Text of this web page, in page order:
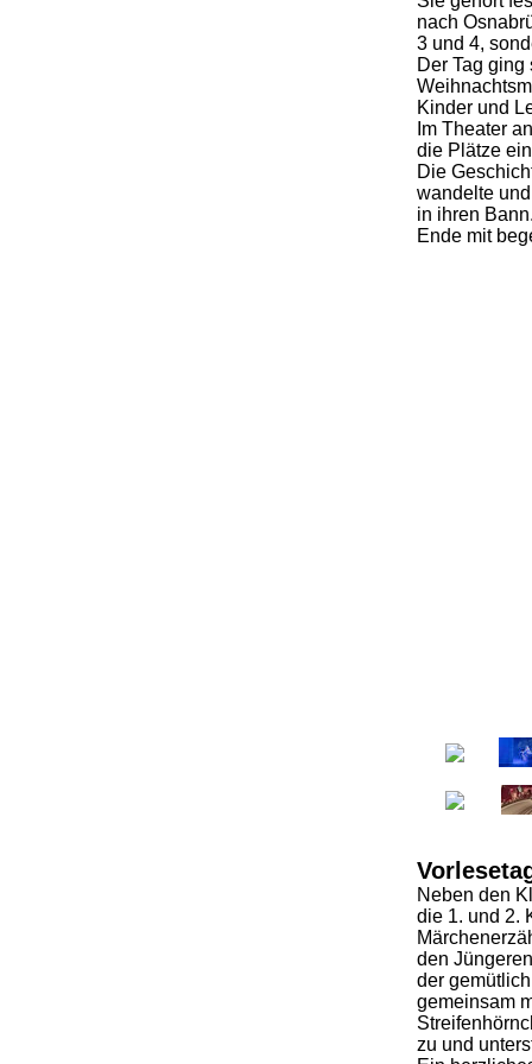
nach
3 und 4,
Der Tag
Kinder und
Im Theater
die Plätze
Die
wandelte
in ihren
Ende mit
Neben den
die 1. und 2.
den
der
gemeinsam
zu und